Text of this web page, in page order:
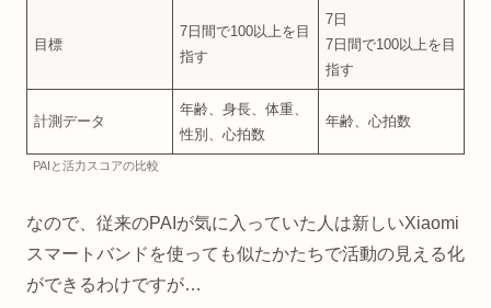
目標
7日間で100以上を目
指す
7日
7日間で100以上を目
指す
計測データ
年齢、身長、体重、
性別、心拍数
年齢、心拍数
PAIと活力スコアの比較
なので、従来のPAIが気に入っていた人は新しいXiaomi
スマートバンドを使っても似たかたちで活動の見える化
ができるわけですが…